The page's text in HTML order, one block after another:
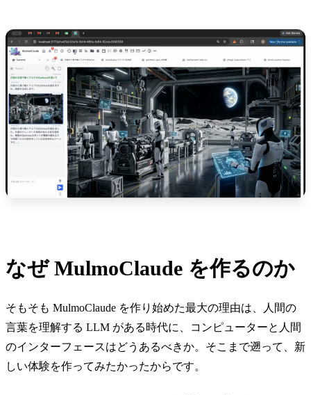
なぜ MulmoClaude を作るのか
そもそも MulmoClaude を作り始めた最大の理由は、人間の
言葉を理解する LLM がある時代に、コンピューターと人間
のインターフェースはどうあるべきか。そこまで遡って、新
しい体験を作ってみたかったからです。